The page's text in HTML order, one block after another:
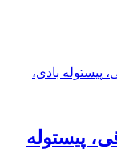
پیستوله